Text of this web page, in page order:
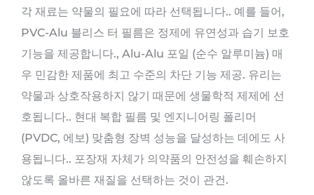
각 재료는 약물의 필요에 따라 선택됩니다.. 예를 들어,
PVC-Alu 블리스 터 필름은 정제에 유연성과 습기 보호
기능을 제공합니다., Alu-Alu 포일 (순수 알루미늄) 매
우 민감한 제품에 최고 수준의 차단 기능 제공. 유리는
약물과 상호작용하지 않기 때문에 생물학적 제제에 선
호됩니다.. 현대 복합 필름 및 엔지니어링 폴리머
(PVDC, 에보) 맞춤형 장벽 성능을 달성하는 데에도 사
용됩니다.. 포장재 자체가 의약품의 안전성을 훼손하지
않도록 올바른 재질을 선택하는 것이 관건.